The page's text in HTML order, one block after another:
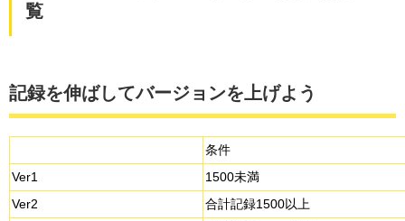
覧
記録を伸ばしてバージョンを上げよう
条件
Ver1
1500未満
Ver2
合計記録1500以上